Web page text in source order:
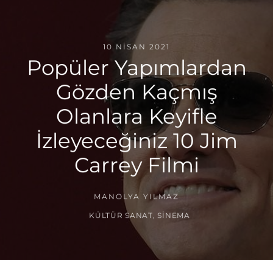
10 NISAN 2021
Popüler Yapımlardan
Gözden Kaçmış
Olanlara Keyifle
İzleyeceğiniz 10 Jim
Carrey Filmi
MANOLYA YILMAZ
KÜLTÜR SANAT ,SINEMA